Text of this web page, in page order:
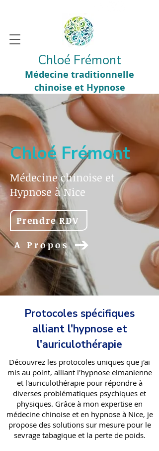
Chloé Frémont
Médecine traditionnelle
chinoise et Hypnose
Chloé Frémont
Médecine chinoise et
Hypnose à Nice
Prendre RDV
A Propos
Protocoles spécifiques
alliant l'hypnose et
l'auriculothérapie
Découvrez les protocoles uniques que j'ai
mis au point, alliant l'hypnose elmanienne
et l'auriculothérapie pour répondre à
diverses problématiques psychiques et
physiques. Grâce à mon expertise en
médecine chinoise et en hypnose à Nice, je
propose des solutions sur mesure pour le
sevrage tabagique et la perte de poids.